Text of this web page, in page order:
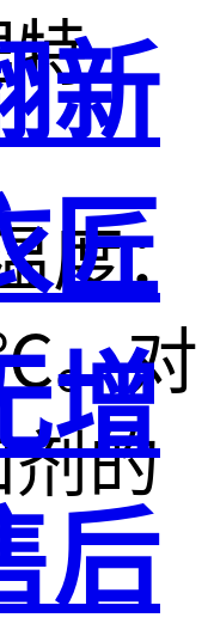
特
度：
。对
的
新
匠
增
后